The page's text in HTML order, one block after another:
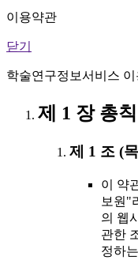
이용약관
닫기
학술연구정보서비스
제 1 장 총칙
제 1 조 (
이 약
보원"
의 웹
관한
정하